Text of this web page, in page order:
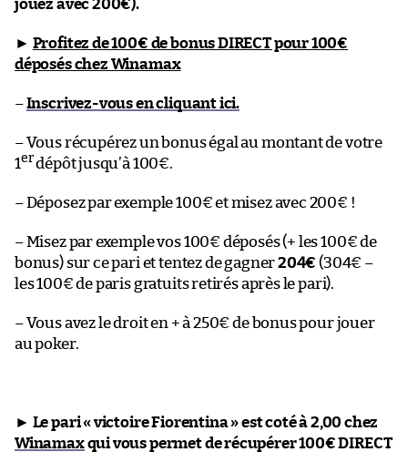
jouez avec 200€).
► Profitez de 100€ de bonus DIRECT pour 100€
déposés chez Winamax
–Inscrivez-vous en cliquant ici.
– Vous récupérez un bonus égal au montant de votre
1erdépôt jusqu’à 100€.
– Déposez par exemple 100€ et misez avec 200€ !
– Misez par exemple vos 100€ déposés (+ les 100€ de
bonus) sur ce pari et tentez de gagner204€ (304€ –
les 100€ de paris gratuits retirés après le pari).
– Vous avez le droit en + à 250€ de bonus pour jouer
au poker.
► Le pari « victoire Fiorentina » est coté à 2,00 chez
Winamaxqui vous permet de récupérer 100€ DIRECT